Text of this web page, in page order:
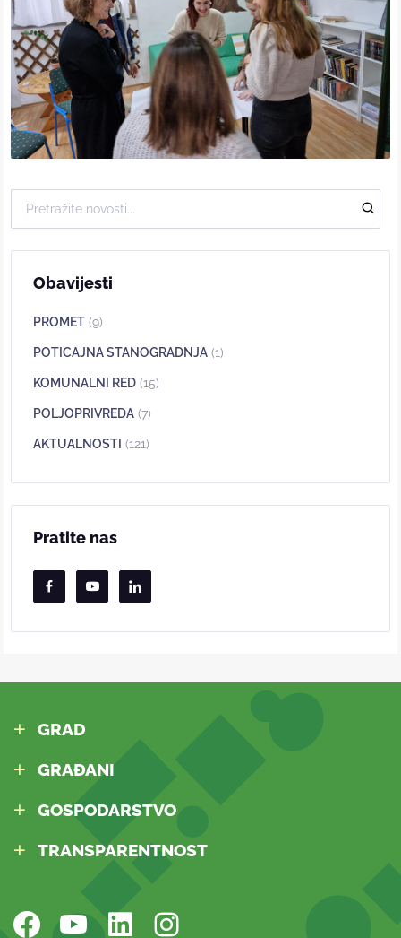
Obavijesti
PROMET (9)
POTICAJNA STANOGRADNJA (1)
KOMUNALNI RED (15)
POLJOPRIVREDA (7)
AKTUALNOSTI (121)
Pratite nas
GRAD
GRAĐANI
GOSPODARSTVO
TRANSPARENTNOST